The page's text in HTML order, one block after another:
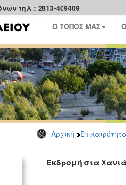
τηλ : 2813-409409
Ο ΤΟΠΟΣ ΜΑΣ
Αρχική Επικαιρότητα
Εκδρομή στα